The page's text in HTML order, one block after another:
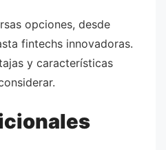
opciones, desde
fintechs innovadoras.
y características